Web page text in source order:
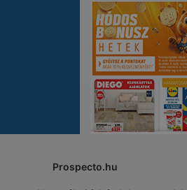
Prospecto.hu